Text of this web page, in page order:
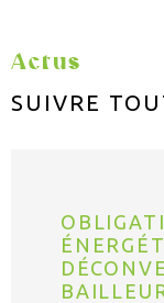
Actus
SUIVRE